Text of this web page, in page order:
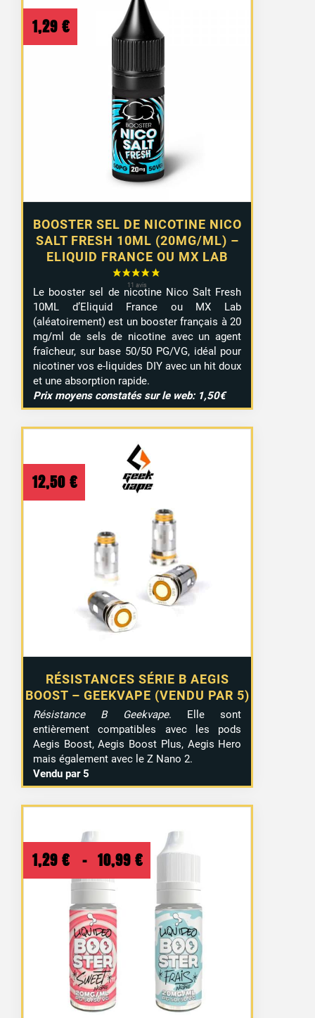
BOOSTER SEL DE NICOTINE NICO
SALT FRESH 10ML (20MG/ML) –
ELIQUID FRANCE OU MX LAB
1,29 €
Le booster sel de nicotine Nico Salt Fresh
10ML d’Eliquid France ou MX Lab
(aléatoirement) est un booster français à 20
mg/ml de sels de nicotine avec un agent
fraîcheur, sur base 50/50 PG/VG, idéal pour
nicotiner vos e-liquides DIY avec un hit doux
et une absorption rapide.
Prix moyens constatés sur le web: 1,50€
RÉSISTANCES SÉRIE B AEGIS
BOOST – GEEKVAPE (VENDU PAR 5)
12,50 €
Résistance B Geekvape. Elle sont
entièrement compatibles avec les pods
Aegis Boost, Aegis Boost Plus, Aegis Hero
mais également avec le Z Nano 2.
Vendu par 5
1,29 € – 10,99 €
Plage
de
prix :
1,29 €
10,99 €